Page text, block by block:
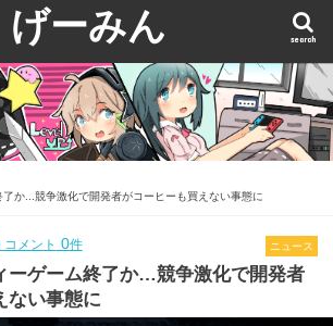
げーみん search
了か...競争激化で開発者がコーヒーも買えない事態に
ニュース
コメント 0件
ーゲーム終了か…競争激化で開発者
ない事態に